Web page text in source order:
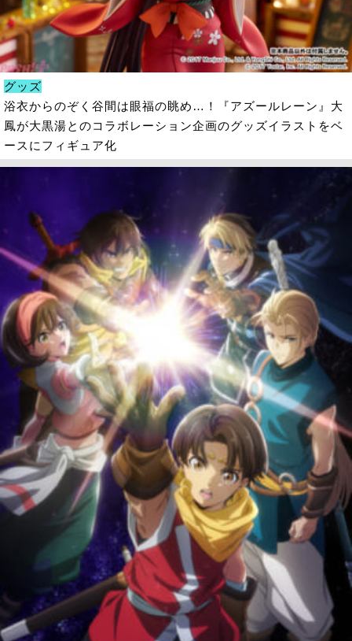
グッズ
浴衣からのぞく谷間は眼福の眺め…！『アズールレーン』大
鳳が大黒湯とのコラボレーション企画のグッズイラストをベ
ースにフィギュア化